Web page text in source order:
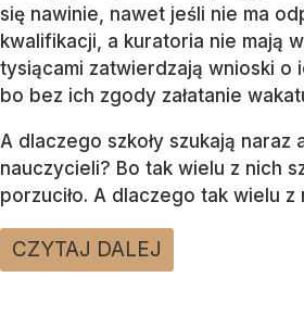
się nawinie, nawet jeśli nie ma
kwalifikacji, a kuratoria nie mają
tysiącami zatwierdzają wnioski o
bo bez ich zgody załatanie
A dlaczego szkoły szukają naraz
nauczycieli? Bo tak wielu z nich
porzuciło. A dlaczego tak wielu z
CZYTAJ DALEJ